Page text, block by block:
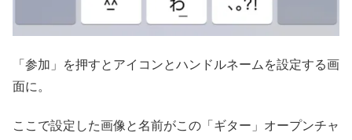
「参加」を押すとアイコンとハンドルネームを設定する画
面に。
ここで設定した画像と名前がこの「ギター」オープンチャ